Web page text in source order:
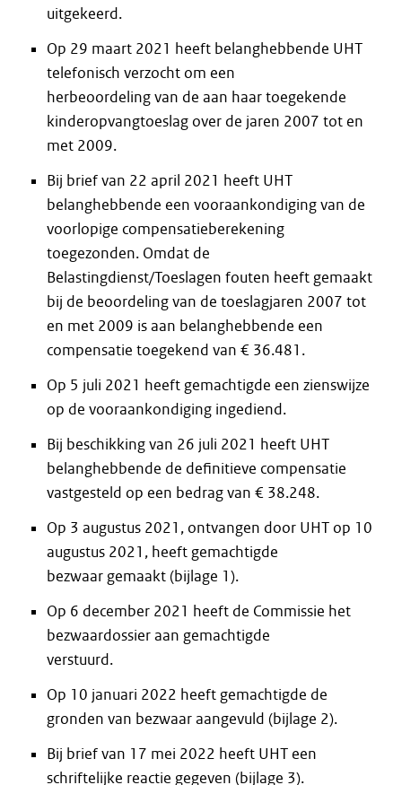
uitgekeerd.
Op 29 maart 2021 heeft belanghebbende UHT
telefonisch verzocht om een
herbeoordeling van de aan haar toegekende
kinderopvangtoeslag over de jaren 2007 tot en
met 2009.
Bij brief van 22 april 2021 heeft UHT
belanghebbende een vooraankondiging van de
voorlopige compensatieberekening
toegezonden. Omdat de
Belastingdienst/Toeslagen fouten heeft gemaakt
bij de beoordeling van de toeslagjaren 2007 tot
en met 2009 is aan belanghebbende een
compensatie toegekend van € 36.481.
Op 5 juli 2021 heeft gemachtigde een zienswijze
op de vooraankondiging ingediend.
Bij beschikking van 26 juli 2021 heeft UHT
belanghebbende de definitieve compensatie
vastgesteld op een bedrag van € 38.248.
Op 3 augustus 2021, ontvangen door UHT op 10
augustus 2021, heeft gemachtigde
bezwaar gemaakt (bijlage 1).
Op 6 december 2021 heeft de Commissie het
bezwaardossier aan gemachtigde
verstuurd.
Op 10 januari 2022 heeft gemachtigde de
gronden van bezwaar aangevuld (bijlage 2).
Bij brief van 17 mei 2022 heeft UHT een
schriftelijke reactie gegeven (bijlage 3).